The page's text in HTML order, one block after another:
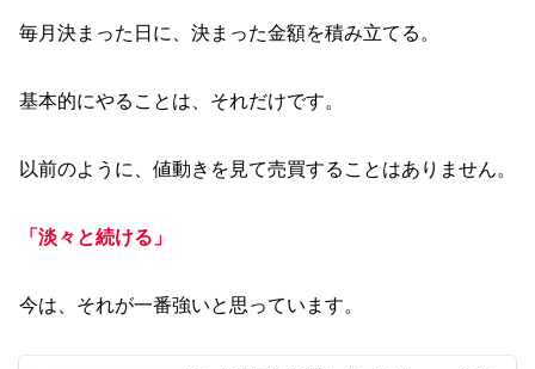
毎月決まった日に、決まった金額を積み立てる。
基本的にやることは、それだけです。
以前のように、値動きを見て売買することはありません。
「淡々と続ける」
今は、それが一番強いと思っています。